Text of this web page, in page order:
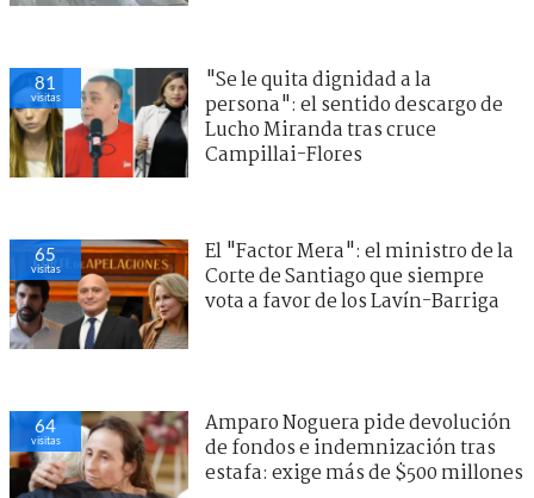
81
visitas
"Se le quita dignidad a la
persona": el sentido descargo de
Lucho Miranda tras cruce
Campillai-Flores
65
visitas
El "Factor Mera": el ministro de la
Corte de Santiago que siempre
vota a favor de los Lavín-Barriga
64
visitas
Amparo Noguera pide devolución
de fondos e indemnización tras
estafa: exige más de $500 millones